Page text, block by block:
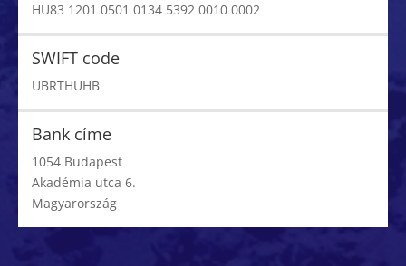
HU83 1201 0501 0134 5392 0010 0002
SWIFT code
UBRTHUHB
Bank címe
1054 Budapest
Akadémia utca 6.
Magyarország